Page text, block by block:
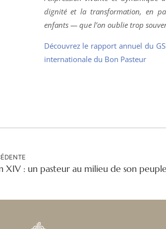
dignité et la transformation, en
enfants — que l’on oublie trop
Découvrez le rapport annuel du
internationale du Bon Pasteur
XIV : un pasteur au milieu de son peuple